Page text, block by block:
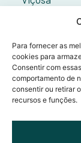
Para fornecer as
cookies para
Consentir com
comportamento de
consentir ou retirar
recursos e funções.
+351 268 098